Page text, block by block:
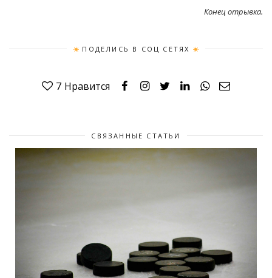
Конец отрывка.
ПОДЕЛИСЬ В СОЦ СЕТЯХ
7 Нравится
СВЯЗАННЫЕ СТАТЬИ